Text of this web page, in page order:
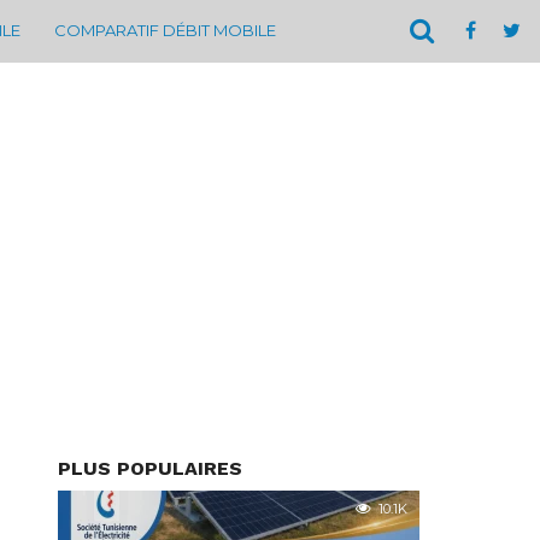
COMPARATIF DÉBIT MOBILE
PLUS POPULAIRES
10.1K